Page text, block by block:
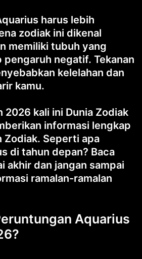
harus lebih
zodiak ini dikenal
memiliki tubuh yang
negatif. Tekanan
kelelahan dan
kamu.
2026 kali ini Dunia Zodiak
informasi lengkap
Zodiak. Seperti apa
di tahun depan? Baca
akhir dan jangan sampai
ramalan-ramalan
Aquarius